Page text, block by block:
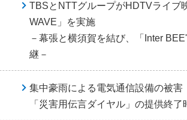
TBSとNTTグループがHDTVライブ
WAVE」を実施
－幕張と横須賀を結び、「Inter
継－
集中豪雨による電気通信設備の被
「災害用伝言ダイヤル」の提供終